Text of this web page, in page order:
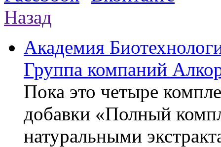
Назад
Академия
Группа компаний
Пока это четыре
добавки «Полный
натуральными